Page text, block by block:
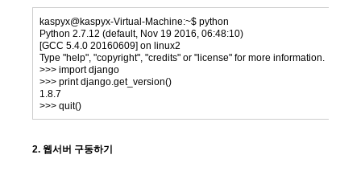
kaspyx@kaspyx-Virtual-Machine:~$ python
Python 2.7.12 (default, Nov 19 2016, 06:48:10)
[GCC 5.4.0 20160609] on linux2
Type "help", "copyright", "credits" or "license" for more information.
>>> import django
>>> print django.get_version()
1.8.7
>>> quit()
2. 웹서버 구동하기